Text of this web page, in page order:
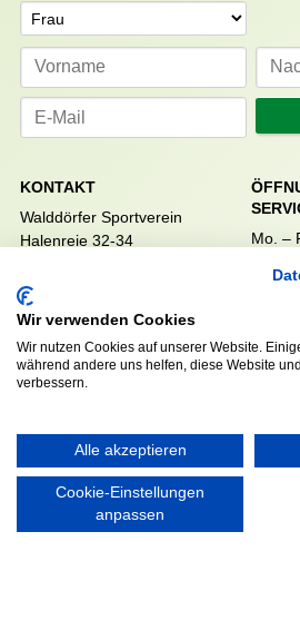
Wir verwenden Cookies
Wir nutzen Cookies auf unserer Website.
während andere uns helfen, diese Website
verbessern.
Alle akzeptieren
Cookie-Einstellungen
anpassen
Anrede
KONTAKT
Walddörfer Sportverein
Halenreie 32-34
Tel. 040 / 64 50 62 - 0
info@walddoerfer-sv.de
Mo. –
MEDIA